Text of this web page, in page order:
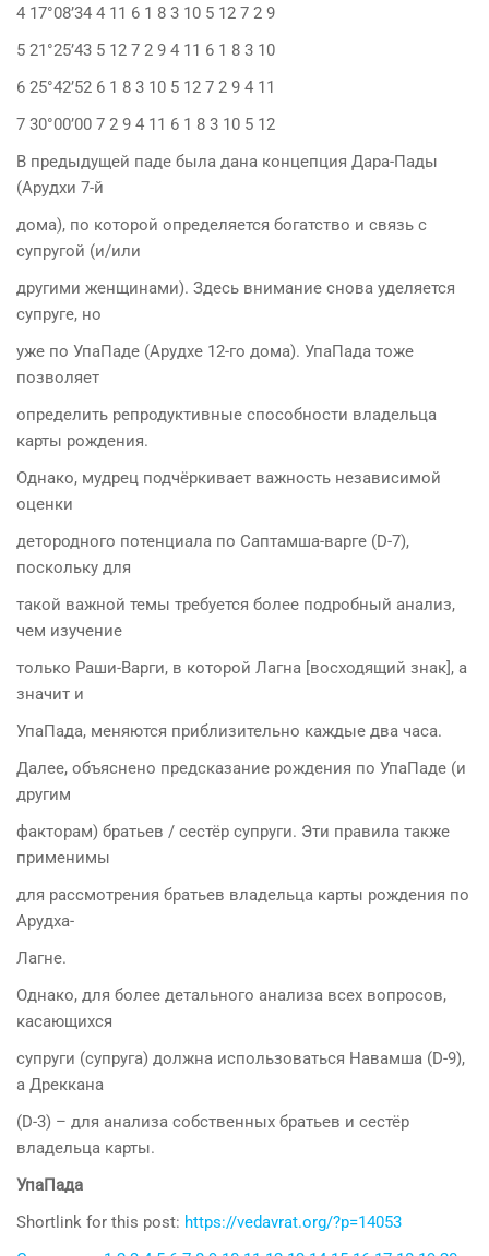
4 17°08’34 4 11 6 1 8 3 10 5 12 7 2 9
5 21°25’43 5 12 7 2 9 4 11 6 1 8 3 10
6 25°42’52 6 1 8 3 10 5 12 7 2 9 4 11
7 30°00’00 7 2 9 4 11 6 1 8 3 10 5 12
В предыдущей паде была дана концепция Дара-Пады
(Арудхи 7-й
дома), по которой определяется богатство и связь с
супругой (и/или
другими женщинами). Здесь внимание снова уделяется
супруге, но
уже по УпаПаде (Арудхе 12-го дома). УпаПада тоже
позволяет
определить репродуктивные способности владельца
карты рождения.
Однако, мудрец подчёркивает важность независимой
оценки
детородного потенциала по Саптамша-варге (D-7),
поскольку для
такой важной темы требуется более подробный анализ,
чем изучение
только Раши-Варги, в которой Лагна [восходящий знак], а
значит и
УпаПада, меняются приблизительно каждые два часа.
Далее, объяснено предсказание рождения по УпаПаде (и
другим
факторам) братьев / сестёр супруги. Эти правила также
применимы
для рассмотрения братьев владельца карты рождения по
Арудха-
Лагне.
Однако, для более детального анализа всех вопросов,
касающихся
супруги (супруга) должна использоваться Навамша (D-9),
а Дреккана
(D-3) – для анализа собственных братьев и сестёр
владельца карты.
УпаПада
Shortlink for this post: https://vedavrat.org/?p=14053